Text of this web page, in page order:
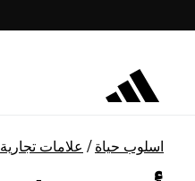
اسلوب حياة علامات تجارية